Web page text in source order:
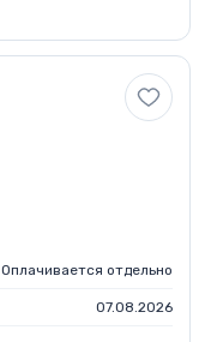
Оплачивается отдельно
07.08.2026